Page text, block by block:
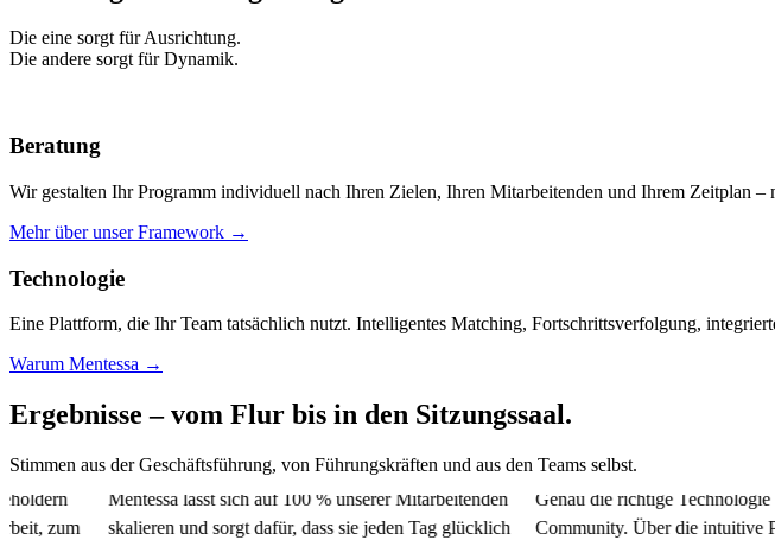
Die eine sorgt für Ausrichtung.
Die andere sorgt für Dynamik.
Beratung
Wir gestalten Ihr Programm individuell nach Ihren Zielen, Ihren Mitarbeitenden und Ihrem Zeitplan
Mehr über unser Framework →
Technologie
Eine Plattform, die Ihr Team tatsächlich nutzt. Intelligentes Matching, Fortschrittsverfolgung,
Warum Mentessa →
Ergebnisse – vom Flur bis in den Sitzungssaal.
Stimmen aus der Geschäftsführung, von Führungskräften und aus den Teams selbst.
Mentessa lässt sich auf 100 % unserer Mitarbeitenden
skalieren und sorgt dafür, dass sie jeden Tag glücklich
Genau die richtige Technologie für
Community. Über die intuitive